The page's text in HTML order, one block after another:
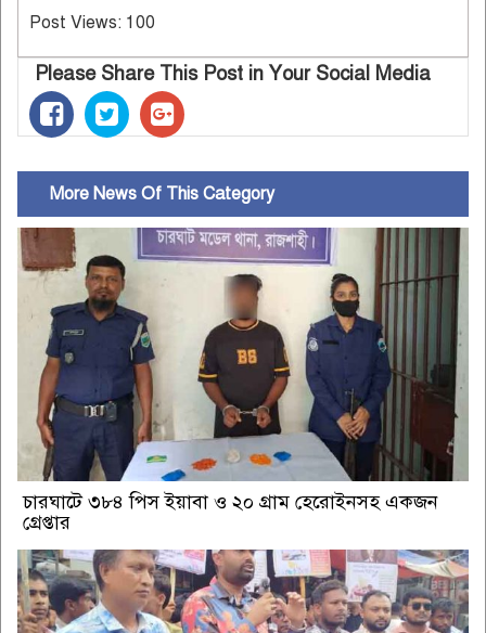
Post Views: 100
Please Share This Post in Your Social Media
More News Of This Category
চারঘাটে ৩৮৪ পিস ইয়াবা ও ২০ গ্রাম হেরোইনসহ একজন
গ্রেপ্তার